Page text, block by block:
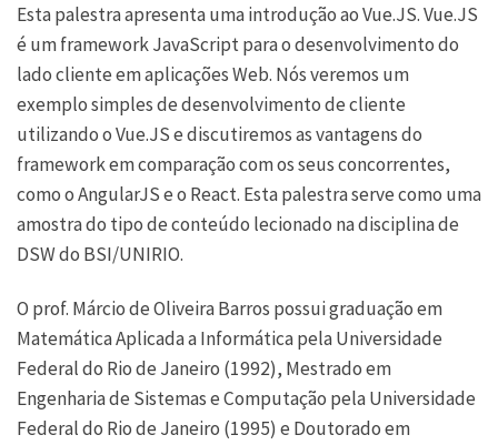
Esta palestra apresenta uma introdução ao Vue.JS. Vue.JS
é um framework JavaScript para o desenvolvimento do
lado cliente em aplicações Web. Nós veremos um
exemplo simples de desenvolvimento de cliente
utilizando o Vue.JS e discutiremos as vantagens do
framework em comparação com os seus concorrentes,
como o AngularJS e o React. Esta palestra serve como uma
amostra do tipo de conteúdo lecionado na disciplina de
DSW do BSI/UNIRIO.
O prof. Márcio de Oliveira Barros possui graduação em
Matemática Aplicada a Informática pela Universidade
Federal do Rio de Janeiro (1992), Mestrado em
Engenharia de Sistemas e Computação pela Universidade
Federal do Rio de Janeiro (1995) e Doutorado em